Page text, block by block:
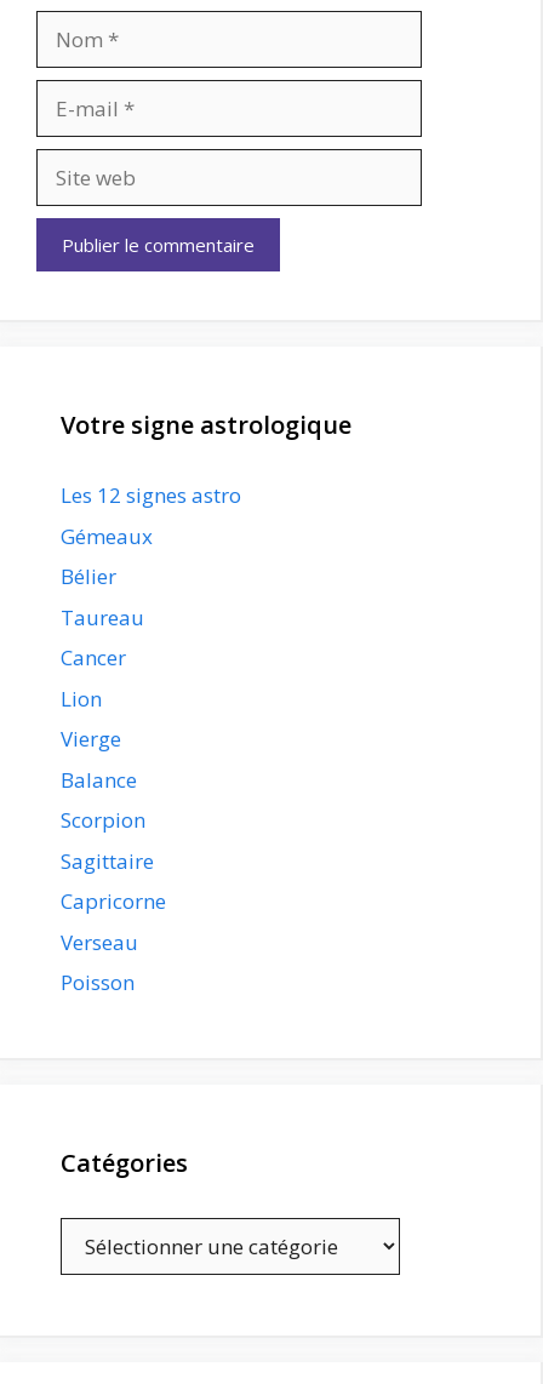
mail
web
Votre signe astrologique
Les 12 signes astro
Gémeaux
Bélier
Taureau
Cancer
Lion
Vierge
Balance
Scorpion
Sagittaire
Capricorne
Verseau
Poisson
Catégories